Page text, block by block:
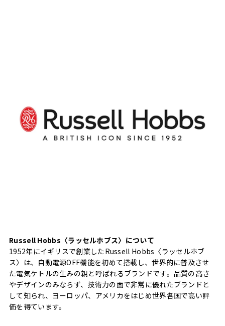
Russell Hobbs〈ラッセルホブス〉について
1952年にイギリスで創業したRussell Hobbs〈ラッセルホブ
ス〉は、自動電源OFF機能を初めて搭載し、世界的に普及させ
た電気ケトルの生みの親と呼ばれるブランドです。品質の高さ
やデザインのみならず、技術力の面で非常に優れたブランドと
して知られ、ヨーロッパ、アメリカをはじめ世界各国で高い評
価を得ています。